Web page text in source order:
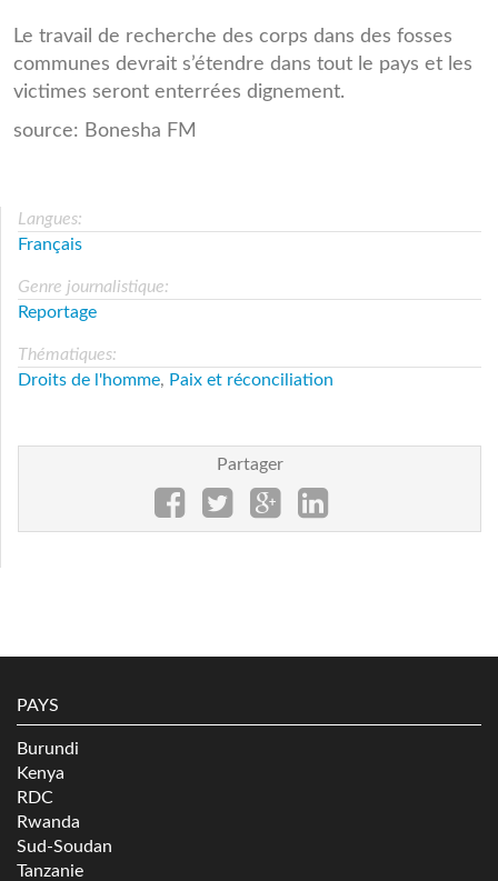
Le travail de recherche des corps dans des fosses
communes devrait s’étendre dans tout le pays et les
victimes seront enterrées dignement.
source: Bonesha FM
Langues:
Français
Genre journalistique:
Reportage
Thématiques:
Droits de l'homme, Paix et réconciliation
Partager
PAYS
Burundi
Kenya
RDC
Rwanda
Sud-Soudan
Tanzanie